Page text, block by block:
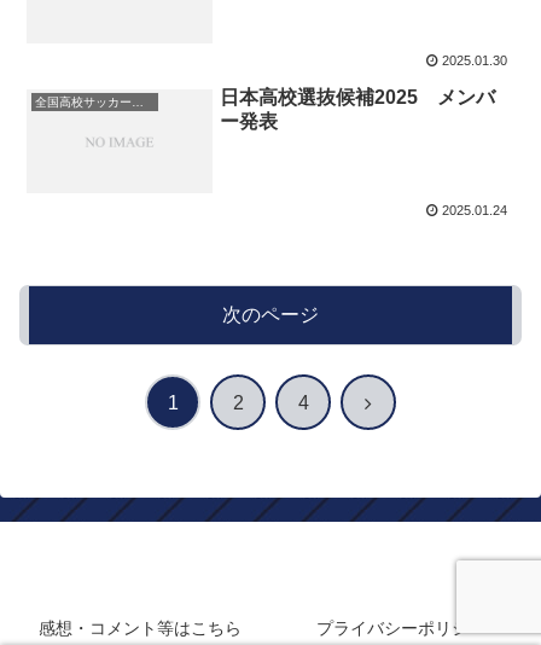
2025.01.30
全国高校サッカー選手権
日本高校選抜候補2025 メンバ
ー発表
2025.01.24
次のページ
1 2 4 次
感想・コメント等はこちら プライバシーポリシー